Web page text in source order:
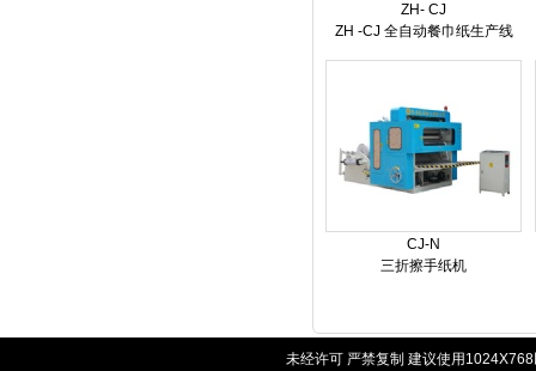
ZH- CJ
ZH -CJ 全自动餐巾纸生产线
CJ-N
三折擦手纸机
未经许可 严禁复制 建议使用